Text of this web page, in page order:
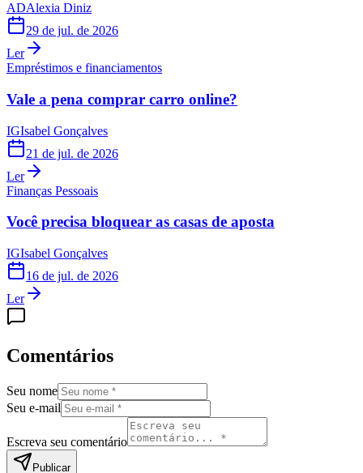
ADAlexia Diniz
29 de jul. de 2026
Ler
Empréstimos e financiamentos
Vale a pena comprar carro online?
IGIsabel Gonçalves
21 de jul. de 2026
Ler
Finanças Pessoais
Você precisa bloquear as casas de aposta
IGIsabel Gonçalves
16 de jul. de 2026
Ler
Comentários
Seu nome
Seu e-mail
Escreva seu comentário
Publicar